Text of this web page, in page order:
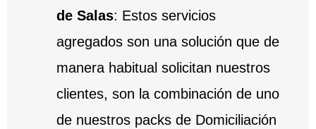
de Salas: Estos servicios
agregados son una solución que de
manera habitual solicitan nuestros
clientes, son la combinación de uno
de nuestros packs de Domiciliación